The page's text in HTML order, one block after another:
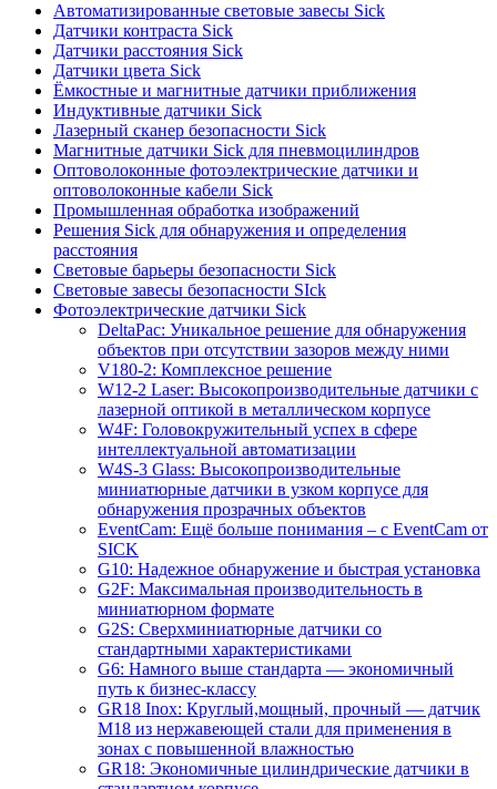
Автоматизированные световые завесы Sick
Датчики контраста Sick
Датчики расстояния Sick
Датчики цвета Sick
Ёмкостные и магнитные датчики приближения
Индуктивные датчики Sick
Лазерный сканер безопасности Sick
Магнитные датчики Sick для пневмоцилиндров
Оптоволоконные фотоэлектрические датчики и
оптоволоконные кабели Sick
Промышленная обработка изображений
Решения Sick для обнаружения и определения
расстояния
Световые барьеры безопасности Sick
Световые завесы безопасности SIck
Фотоэлектрические датчики Sick
DeltaPac: Уникальное решение для обнаружения
объектов при отсутствии зазоров между ними
V180-2: Комплексное решение
W12-2 Laser: Высокопроизводительные датчики с
лазерной оптикой в металлическом корпусе
W4F: Головокружительный успех в сфере
интеллектуальной автоматизации
W4S-3 Glass: Высокопроизводительные
миниатюрные датчики в узком корпусе для
обнаружения прозрачных объектов
EventCam: Ещё больше понимания – с EventCam от
SICK
G10: Надежное обнаружение и быстрая установка
G2F: Максимальная производительность в
миниатюрном формате
G2S: Сверхминиатюрные датчики со
стандартными характеристиками
G6: Намного выше стандарта — экономичный
путь к бизнес-классу
GR18 Inox: Круглый,мощный, прочный — датчик
M18 из нержавеющей стали для применения в
зонах с повышенной влажностью
GR18: Экономичные цилиндрические датчики в